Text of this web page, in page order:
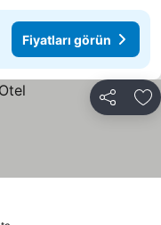
Fiyatları görün
Paylaş